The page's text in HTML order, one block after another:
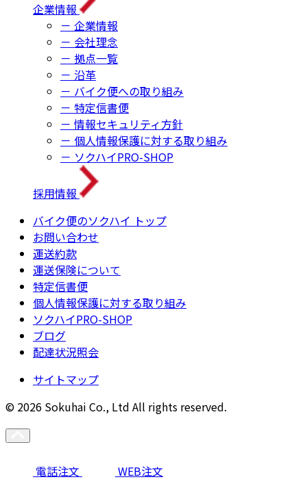
企業情報
－ 企業情報
－ 会社理念
－ 拠点一覧
－ 沿革
－ バイク便への取り組み
－ 特定信書便
－ 情報セキュリティ方針
－ 個人情報保護に対する取り組み
－ ソクハイPRO-SHOP
採用情報
バイク便のソクハイ トップ
お問い合わせ
運送約款
運送保険について
特定信書便
個人情報保護に対する取り組み
ソクハイPRO-SHOP
ブログ
配達状況照会
サイトマップ
© 2026 Sokuhai Co., Ltd All rights reserved.
電話注文 WEB注文